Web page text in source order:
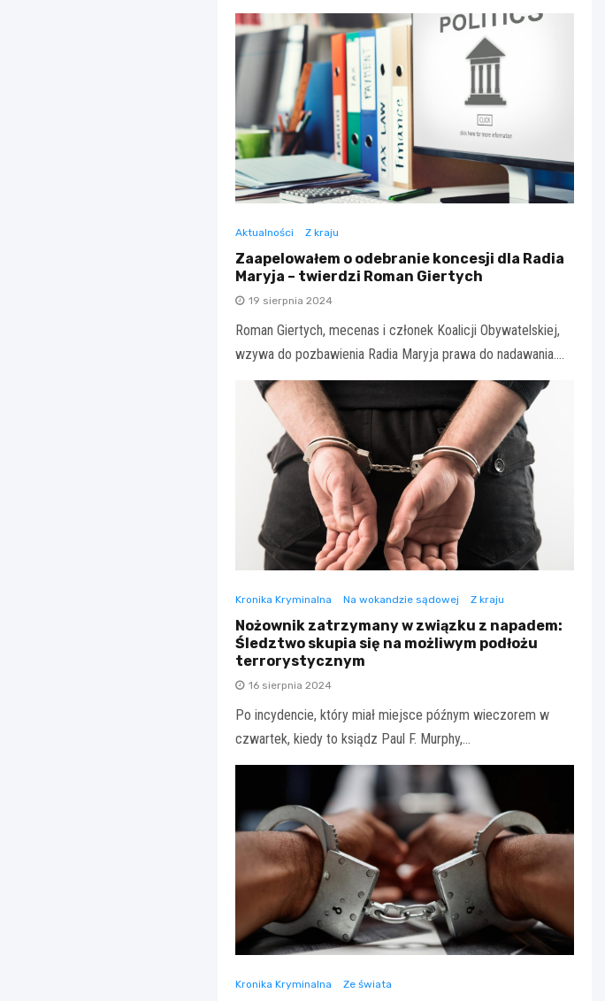
Aktualności Z kraju
Zaapelowałem o odebranie koncesji dla Radia
Maryja – twierdzi Roman Giertych
19 sierpnia 2024
Roman Giertych, mecenas i członek Koalicji Obywatelskiej,
wzywa do pozbawienia Radia Maryja prawa do nadawania.…
Kronika Kryminalna Na wokandzie sądowej Z kraju
Nożownik zatrzymany w związku z napadem:
Śledztwo skupia się na możliwym podłożu
terrorystycznym
16 sierpnia 2024
Po incydencie, który miał miejsce późnym wieczorem w
czwartek, kiedy to ksiądz Paul F. Murphy,…
Kronika Kryminalna Ze świata